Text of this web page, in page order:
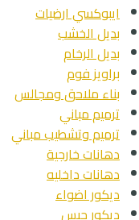
ديكورايبوكسي ارضيات
بديل الخشب
بديل الرخام
براويز فوم
بناء ملاحق ومجالس
ترميم مباني
ترميم وتشطيب مباني
دهانات خارجية
دهانات داخليه
ديكور اضواء
ديكور جبس